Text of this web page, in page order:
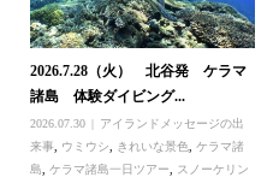
2026.7.28（火） 北谷発 ケラマ
諸島 体験ダイビング...
2026.07.30
アイランドメッセージの出
来事, ウミウシ きれいな景色
ケラマ諸
島
ケラマ諸島一日ツアー
スノーケリン